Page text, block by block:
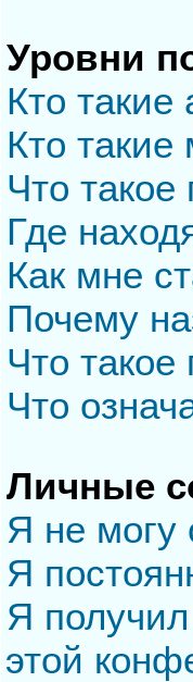
Уровни
Кто
Кто
Что такое
Где
Как мне
Почему
Что
Что
Личные
Я не могу
Я
Я
этой